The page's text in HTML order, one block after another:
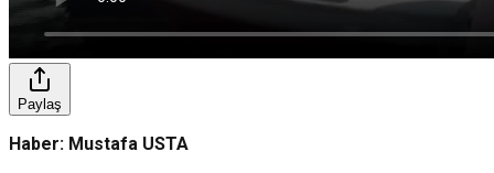
Paylaş
Haber: Mustafa USTA